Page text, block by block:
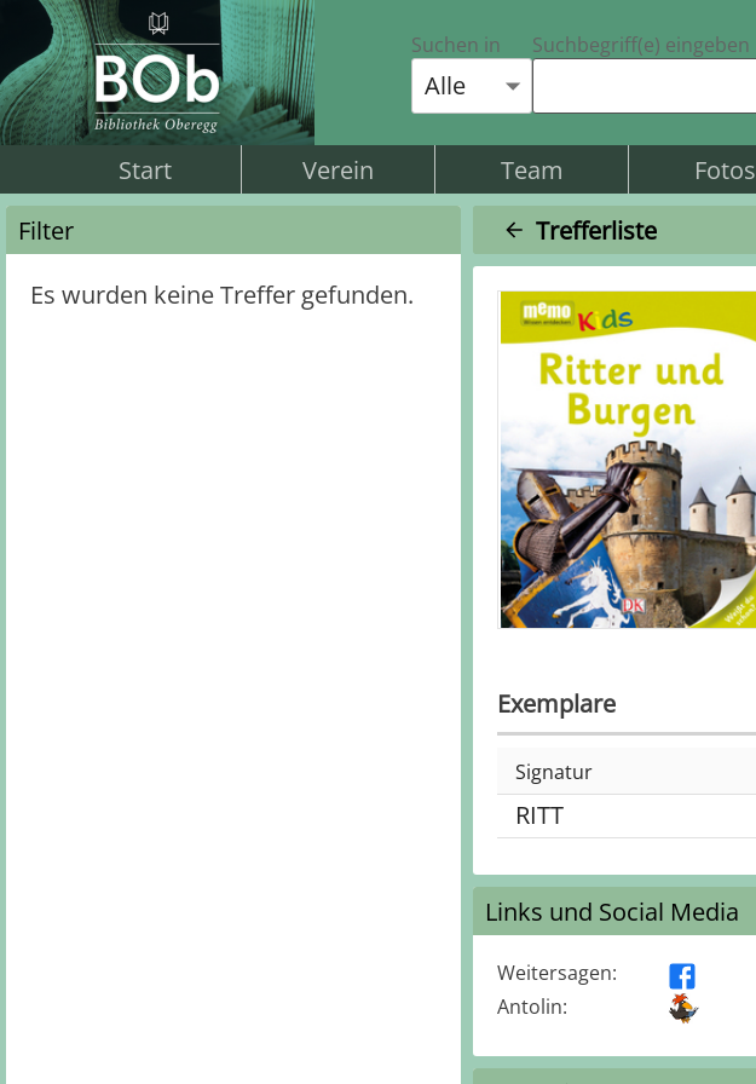
Suchen in
Alle
Suchbegriff(e) eingeben
Start Verein Team Fotos
Filter
Es wurden keine Treffer gefunden.
Trefferliste
Exemplare
Signatur
RITT
Links und Social Media
Weitersagen:
Antolin: